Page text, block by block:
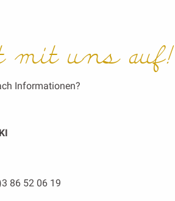
mit uns auf!
Informationen?
86 52 06 19